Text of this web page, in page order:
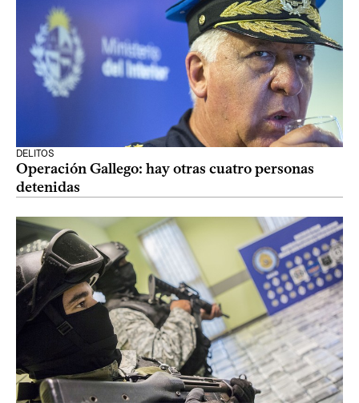
DELITOS
Operación Gallego: hay otras cuatro personas
detenidas